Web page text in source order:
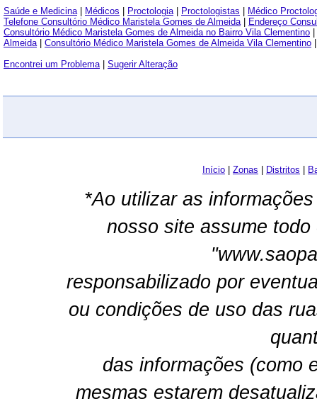
Saúde e Medicina| Médicos Proctologia| Proctologistas
Médico
Telefone Consultório Médico Maristela Gomes de Almeida|
Endereço
Consultório Médico Maristela Gomes de Almeida no Bairro Vila Clementino
Almeida| Consultório Médico Maristela Gomes de Almeida Vila Clementino
Encontrei um Problema| Sugerir Alteração
Início Zonas Distritos
*Ao utilizar as
nosso site assume
responsabilizado por
ou condições de uso das
das informações (como
mesmas estarem